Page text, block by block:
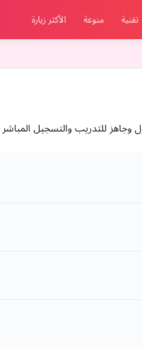
تقنية منوعة الأكثر زيارة
للتدريب والتسجيل